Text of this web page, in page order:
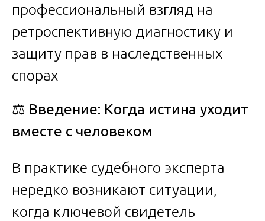
⚖️ Введение: Когда истина уходит
вместе с человеком
В практике судебного эксперта
нередко возникают ситуации,
когда ключевой свидетель